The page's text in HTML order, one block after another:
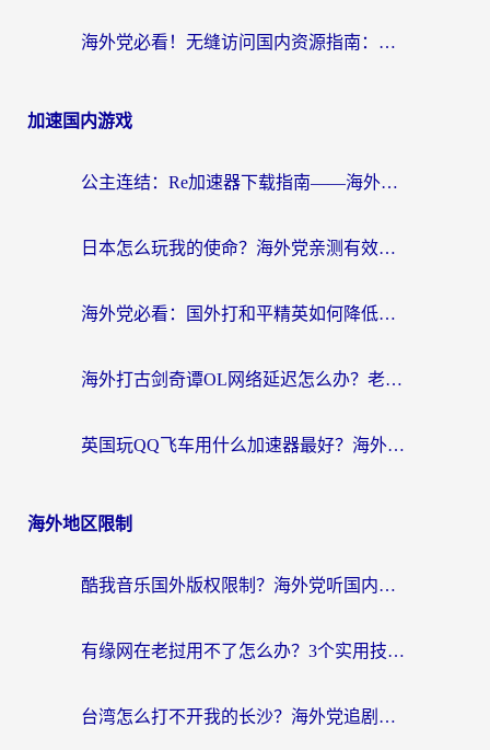
海外党必看！无缝访问国内资源指南：从vpn官网下载到加速器选择（附番茄实测）
加速国内游戏
公主连结：Re加速器下载指南——海外党不再错过国服活动的秘密武器
日本怎么玩我的使命？海外党亲测有效的国服游戏加速指南（附避坑技巧）
海外党必看：国外打和平精英如何降低延迟？附3款热门国服游戏加速方案
海外打古剑奇谭OL网络延迟怎么办？老玩家亲测有效的加速器选择指南
英国玩QQ飞车用什么加速器最好？海外党亲测，告别漂移卡顿的终极选择
海外地区限制
酷我音乐国外版权限制？海外党听国内歌、玩游戏、看剧的一站式解决方案
有缘网在老挝用不了怎么办？3个实用技巧解决海外访问国内服务难题
台湾怎么打不开我的长沙？海外党追剧看片、用环球时报不卡的实用指南